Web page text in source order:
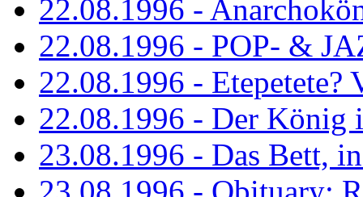
22.08.1996 -
22.08.1996 - POP- &
22.08.1996 - Etepetete?
22.08.1996 - Der König
23.08.1996 - Das Bett,